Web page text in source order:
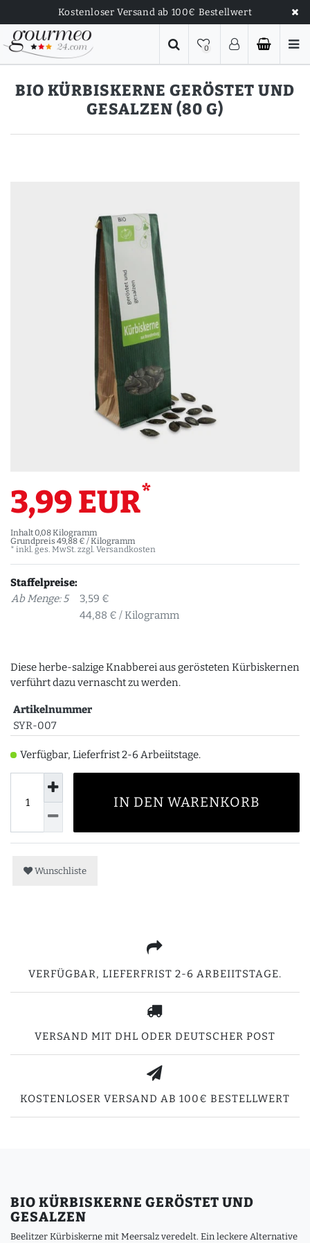
Kostenloser Versand ab 100€ Bestellwert
0
BIO KÜRBISKERNE GERÖSTET UND
GESALZEN (80 G)
3,99 EUR*
Inhalt0,08Kilogramm
Grundpreis 49,88 € / Kilogramm
* inkl. ges. MwSt. zzgl. Versandkosten
Staffelpreise:
Ab Menge: 5
3,59 €
44,88 € / Kilogramm
Diese herbe-salzige Knabberei aus gerösteten Kürbiskernen
verführt dazu vernascht zu werden.
Artikelnummer
SYR-007
Verfügbar, Lieferfrist 2-6 Arbeiitstage.
IN DEN WARENKORB
Wunschliste
VERFÜGBAR, LIEFERFRIST 2-6 ARBEIITSTAGE.
VERSAND MIT DHL ODER DEUTSCHER POST
KOSTENLOSER VERSAND AB 100€ BESTELLWERT
BIO KÜRBISKERNE GERÖSTET UND
GESALZEN
Beelitzer Kürbiskerne mit Meersalz veredelt. Ein leckere Alternative